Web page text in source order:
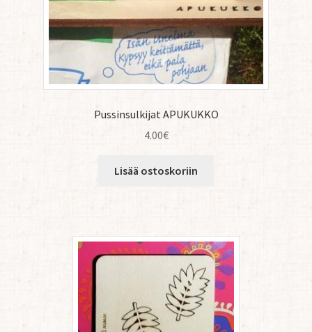
Pussinsulkijat APUKUKKO
4.00€
Lisää ostoskoriin